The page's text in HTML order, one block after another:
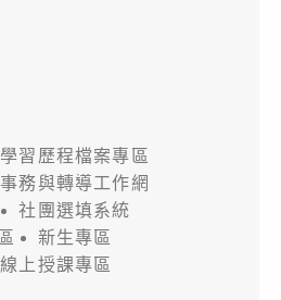
習歷程檔案專區
務與轉導工作網
社團選填系統
新生專區
線上授課專區